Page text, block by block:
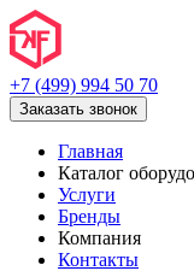
+7 (499) 994 50 70
Заказать звонок
Главная
Каталог
Услуги
Бренды
Компания
Контакты